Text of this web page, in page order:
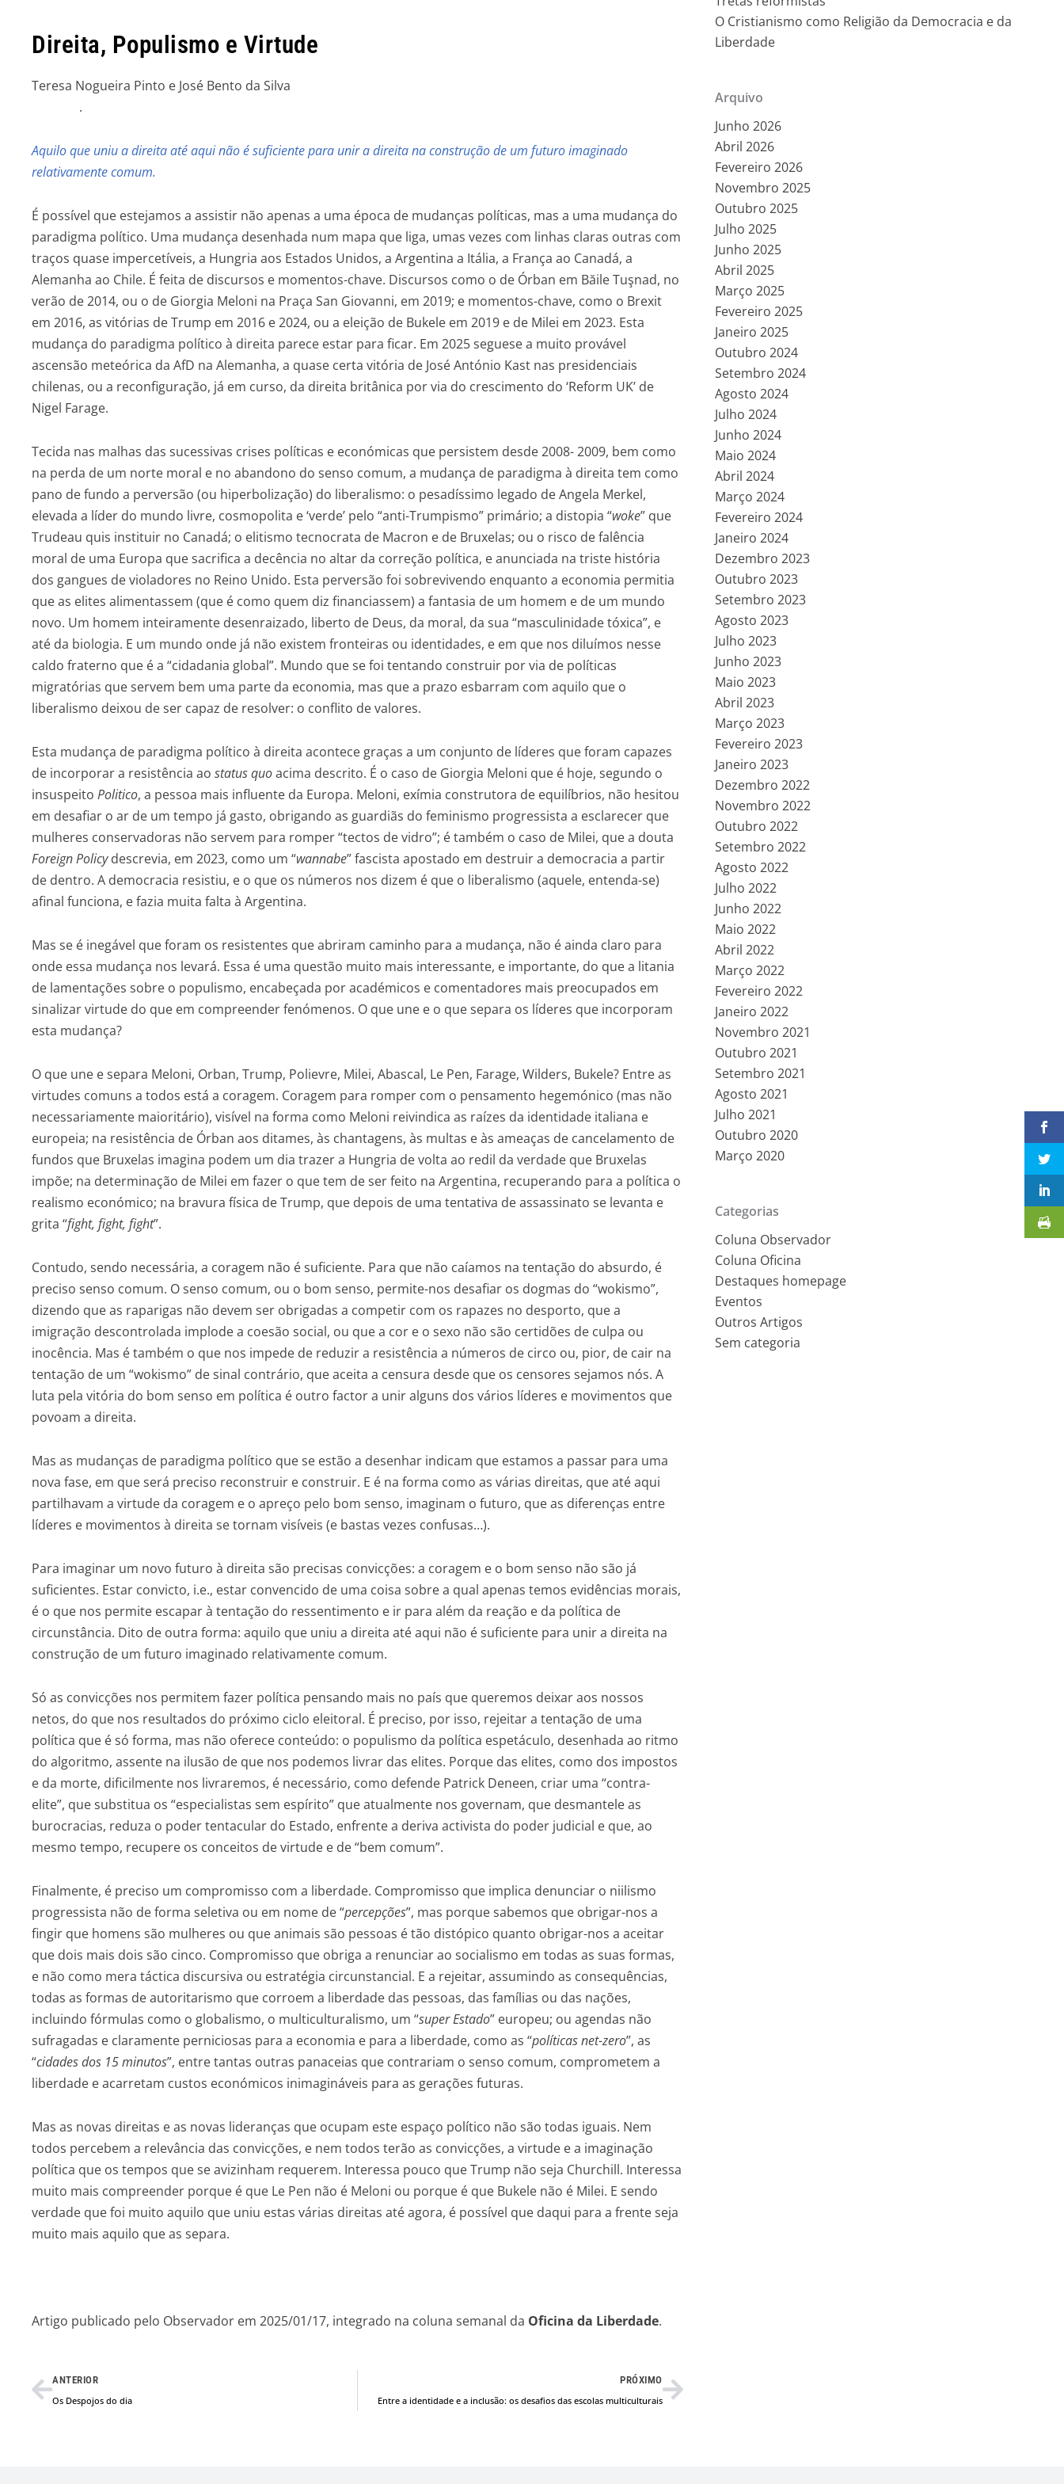
Direita, Populismo e Virtude
Teresa Nogueira Pinto e José Bento da Silva
.
Aquilo que uniu a direita até aqui não é suficiente para unir a direita na construção de um futuro imaginado
relativamente comum.
É possível que estejamos a assistir não apenas a uma época de mudanças políticas, mas a uma mudança do
paradigma político. Uma mudança desenhada num mapa que liga, umas vezes com linhas claras outras com
traços quase impercetíveis, a Hungria aos Estados Unidos, a Argentina a Itália, a França ao Canadá, a
Alemanha ao Chile. É feita de discursos e momentos-chave. Discursos como o de Órban em Băile Tuşnad, no
verão de 2014, ou o de Giorgia Meloni na Praça San Giovanni, em 2019; e momentos-chave, como o Brexit
em 2016, as vitórias de Trump em 2016 e 2024, ou a eleição de Bukele em 2019 e de Milei em 2023. Esta
mudança do paradigma político à direita parece estar para ficar. Em 2025 seguese a muito provável
ascensão meteórica da AfD na Alemanha, a quase certa vitória de José António Kast nas presidenciais
chilenas, ou a reconfiguração, já em curso, da direita britânica por via do crescimento do ‘Reform UK’ de
Nigel Farage.
Tecida nas malhas das sucessivas crises políticas e económicas que persistem desde 2008- 2009, bem como
na perda de um norte moral e no abandono do senso comum, a mudança de paradigma à direita tem como
pano de fundo a perversão (ou hiperbolização) do liberalismo: o pesadíssimo legado de Angela Merkel,
elevada a líder do mundo livre, cosmopolita e ‘verde’ pelo “anti-Trumpismo” primário; a distopia “woke” que
Trudeau quis instituir no Canadá; o elitismo tecnocrata de Macron e de Bruxelas; ou o risco de falência
moral de uma Europa que sacrifica a decência no altar da correção política, e anunciada na triste história
dos gangues de violadores no Reino Unido. Esta perversão foi sobrevivendo enquanto a economia permitia
que as elites alimentassem (que é como quem diz financiassem) a fantasia de um homem e de um mundo
novo. Um homem inteiramente desenraizado, liberto de Deus, da moral, da sua “masculinidade tóxica”, e
até da biologia. E um mundo onde já não existem fronteiras ou identidades, e em que nos diluímos nesse
caldo fraterno que é a “cidadania global”. Mundo que se foi tentando construir por via de políticas
migratórias que servem bem uma parte da economia, mas que a prazo esbarram com aquilo que o
liberalismo deixou de ser capaz de resolver: o conflito de valores.
Esta mudança de paradigma político à direita acontece graças a um conjunto de líderes que foram capazes
de incorporar a resistência ao status quoacima descrito. É o caso de Giorgia Meloni que é hoje, segundo o
insuspeito Politico, a pessoa mais influente da Europa. Meloni, exímia construtora de equilíbrios, não hesitou
em desafiar o ar de um tempo já gasto, obrigando as guardiãs do feminismo progressista a esclarecer que
mulheres conservadoras não servem para romper “tectos de vidro”; é também o caso de Milei, que a douta
Foreign Policydescrevia, em 2023, como um “wannabe” fascista apostado em destruir a democracia a partir
de dentro. A democracia resistiu, e o que os números nos dizem é que o liberalismo (aquele, entenda-se)
afinal funciona, e fazia muita falta à Argentina.
Mas se é inegável que foram os resistentes que abriram caminho para a mudança, não é ainda claro para
onde essa mudança nos levará. Essa é uma questão muito mais interessante, e importante, do que a litania
de lamentações sobre o populismo, encabeçada por académicos e comentadores mais preocupados em
sinalizar virtude do que em compreender fenómenos. O que une e o que separa os líderes que incorporam
esta mudança?
O que une e separa Meloni, Orban, Trump, Polievre, Milei, Abascal, Le Pen, Farage, Wilders, Bukele? Entre as
virtudes comuns a todos está a coragem. Coragem para romper com o pensamento hegemónico (mas não
necessariamente maioritário), visível na forma como Meloni reivindica as raízes da identidade italiana e
europeia; na resistência de Órban aos ditames, às chantagens, às multas e às ameaças de cancelamento de
fundos que Bruxelas imagina podem um dia trazer a Hungria de volta ao redil da verdade que Bruxelas
impõe; na determinação de Milei em fazer o que tem de ser feito na Argentina, recuperando para a política o
realismo económico; na bravura física de Trump, que depois de uma tentativa de assassinato se levanta e
grita “fight, fight, fight”.
Contudo, sendo necessária, a coragem não é suficiente. Para que não caíamos na tentação do absurdo, é
preciso senso comum. O senso comum, ou o bom senso, permite-nos desafiar os dogmas do “wokismo”,
dizendo que as raparigas não devem ser obrigadas a competir com os rapazes no desporto, que a
imigração descontrolada implode a coesão social, ou que a cor e o sexo não são certidões de culpa ou
inocência. Mas é também o que nos impede de reduzir a resistência a números de circo ou, pior, de cair na
tentação de um “wokismo” de sinal contrário, que aceita a censura desde que os censores sejamos nós. A
luta pela vitória do bom senso em política é outro factor a unir alguns dos vários líderes e movimentos que
povoam a direita.
Mas as mudanças de paradigma político que se estão a desenhar indicam que estamos a passar para uma
nova fase, em que será preciso reconstruir e construir. E é na forma como as várias direitas, que até aqui
partilhavam a virtude da coragem e o apreço pelo bom senso, imaginam o futuro, que as diferenças entre
líderes e movimentos à direita se tornam visíveis (e bastas vezes confusas…).
Para imaginar um novo futuro à direita são precisas convicções: a coragem e o bom senso não são já
suficientes. Estar convicto, i.e., estar convencido de uma coisa sobre a qual apenas temos evidências morais,
é o que nos permite escapar à tentação do ressentimento e ir para além da reação e da política de
circunstância. Dito de outra forma: aquilo que uniu a direita até aqui não é suficiente para unir a direita na
construção de um futuro imaginado relativamente comum.
Só as convicções nos permitem fazer política pensando mais no país que queremos deixar aos nossos
netos, do que nos resultados do próximo ciclo eleitoral. É preciso, por isso, rejeitar a tentação de uma
política que é só forma, mas não oferece conteúdo: o populismo da política espetáculo, desenhada ao ritmo
do algoritmo, assente na ilusão de que nos podemos livrar das elites. Porque das elites, como dos impostos
e da morte, dificilmente nos livraremos, é necessário, como defende Patrick Deneen, criar uma “contra-
elite”, que substitua os “especialistas sem espírito” que atualmente nos governam, que desmantele as
burocracias, reduza o poder tentacular do Estado, enfrente a deriva activista do poder judicial e que, ao
mesmo tempo, recupere os conceitos de virtude e de “bem comum”.
Finalmente, é preciso um compromisso com a liberdade. Compromisso que implica denunciar o niilismo
progressista não de forma seletiva ou em nome de “percepções”, mas porque sabemos que obrigar-nos a
fingir que homens são mulheres ou que animais são pessoas é tão distópico quanto obrigar-nos a aceitar
que dois mais dois são cinco. Compromisso que obriga a renunciar ao socialismo em todas as suas formas,
e não como mera táctica discursiva ou estratégia circunstancial. E a rejeitar, assumindo as consequências,
todas as formas de autoritarismo que corroem a liberdade das pessoas, das famílias ou das nações,
incluindo fórmulas como o globalismo, o multiculturalismo, um “super Estado” europeu; ou agendas não
sufragadas e claramente perniciosas para a economia e para a liberdade, como as “políticas net-zero”, as
“cidades dos 15 minutos”, entre tantas outras panaceias que contrariam o senso comum, comprometem a
liberdade e acarretam custos económicos inimagináveis para as gerações futuras.
Mas as novas direitas e as novas lideranças que ocupam este espaço político não são todas iguais. Nem
todos percebem a relevância das convicções, e nem todos terão as convicções, a virtude e a imaginação
política que os tempos que se avizinham requerem. Interessa pouco que Trump não seja Churchill. Interessa
muito mais compreender porque é que Le Pen não é Meloni ou porque é que Bukele não é Milei. E sendo
verdade que foi muito aquilo que uniu estas várias direitas até agora, é possível que daqui para a frente seja
muito mais aquilo que as separa.
Artigo publicado pelo Observador em 2025/01/17, integrado na coluna semanal da Oficina da Liberdade.
Prev
ANTERIOR
Os Despojos do dia
PRÓXIMO
Entre a identidade e a inclusão: os desafios das escolas multiculturais
Next
O Cristianismo como Religião da Democracia e da
Liberdade
Arquivo
Junho 2026
Abril 2026
Fevereiro 2026
Novembro 2025
Outubro 2025
Julho 2025
Junho 2025
Abril 2025
Março 2025
Fevereiro 2025
Janeiro 2025
Outubro 2024
Setembro 2024
Agosto 2024
Julho 2024
Junho 2024
Maio 2024
Abril 2024
Março 2024
Fevereiro 2024
Janeiro 2024
Dezembro 2023
Outubro 2023
Setembro 2023
Agosto 2023
Julho 2023
Junho 2023
Maio 2023
Abril 2023
Março 2023
Fevereiro 2023
Janeiro 2023
Dezembro 2022
Novembro 2022
Outubro 2022
Setembro 2022
Agosto 2022
Julho 2022
Junho 2022
Maio 2022
Abril 2022
Março 2022
Fevereiro 2022
Janeiro 2022
Novembro 2021
Outubro 2021
Setembro 2021
Agosto 2021
Julho 2021
Outubro 2020
Março 2020
Categorias
Coluna Observador
Coluna Oficina
Destaques homepage
Eventos
Outros Artigos
Sem categoria